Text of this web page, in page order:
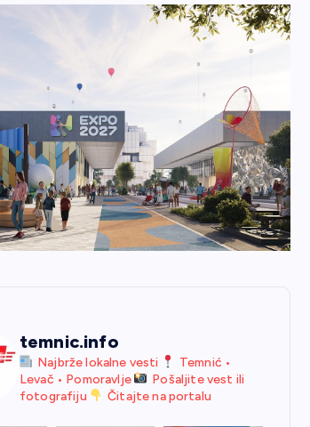
temnic.info
Najbrže lokalne vesti
Temnić •
Levač • Pomoravlje
Pošaljite vest ili
fotografiju
Čitajte na portalu